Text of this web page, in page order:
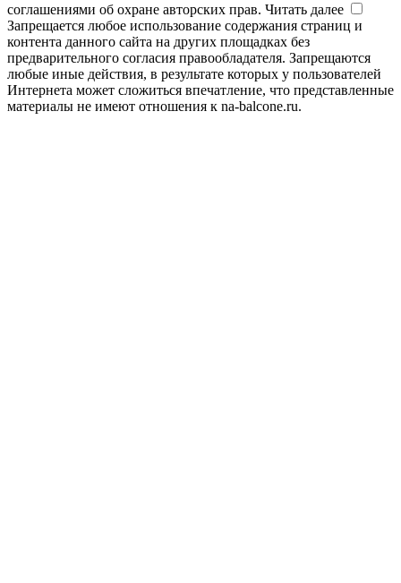
соглашениями об охране авторских прав. Читать далее
Запрещается любое использование содержания страниц и
контента данного сайта на других площадках без
предварительного согласия правообладателя. Запрещаются
любые иные действия, в результате которых у пользователей
Интернета может сложиться впечатление, что представленные
материалы не имеют отношения к na-balcone.ru.